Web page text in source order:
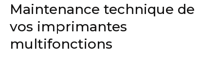
Maintenance technique de
vos imprimantes
multifonctions